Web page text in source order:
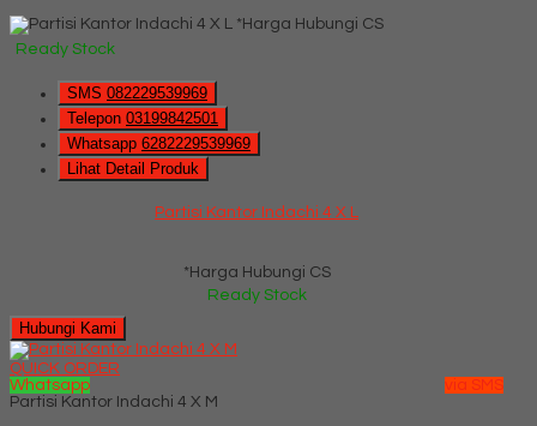
*Harga Hubungi CS
Ready Stock
SMS 082229539969
Telepon 03199842501
Whatsapp 6282229539969
Lihat Detail Produk
Partisi Kantor Indachi 4 X L
*Harga Hubungi CS
Ready Stock
Hubungi Kami
QUICK ORDER
Whatsapp
via SMS
Partisi Kantor Indachi 4 X M